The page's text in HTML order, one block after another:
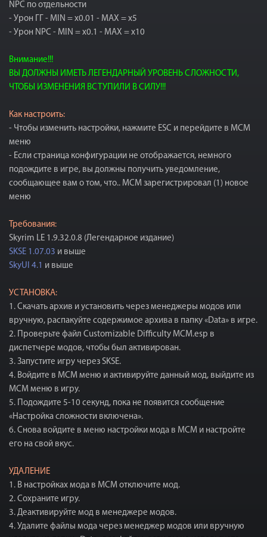
NPC по отдельности
- Урон ГГ - MIN = x0.01 - MAX = x5
- Урон NPC - MIN = x0.1 - MAX = x10
Внимание!!!
ВЫ ДОЛЖНЫ ИМЕТЬ ЛЕГЕНДАРНЫЙ УРОВЕНЬ СЛОЖНОСТИ,
ЧТОБЫ ИЗМЕНЕНИЯ ВСТУПИЛИ В СИЛУ!!!
Как настроить:
- Чтобы изменить настройки, нажмите ESC и перейдите в МСМ
меню
- Если страница конфигурации не отображается, немного
подождите в игре, вы должны получить уведомление,
сообщающее вам о том, что.. MCM зарегистрировал (1) новое
меню
Требования:
Skyrim LE 1.9.32.0.8 (Легендарное издание)
SKSE 1.07.03 и выше
SkyUI 4.1 и выше
УСТАНОВКА:
1. Скачать архив и установить через менеджеры модов или
вручную, распакуйте содержимое архива в папку «Data» в игре.
2. Проверьте файл Customizable Difficulty MCM.esp в
диспетчере модов, чтобы был активирован.
3. Запустите игру через SKSE.
4. Войдите в МСМ меню и активируйте данный мод, выйдите из
МСМ меню в игру.
5. Подождите 5-10 секунд, пока не появится сообщение
«Настройка сложности включена».
6. Снова войдите в меню настройки мода в МСМ и настройте
его на свой вкус.
УДАЛЕНИЕ
1. В настройках мода в МСМ отключите мод.
2. Сохраните игру.
3. Деактивируйте мод в менеджере модов.
4. Удалите файлы мода через менеджер модов или вручную